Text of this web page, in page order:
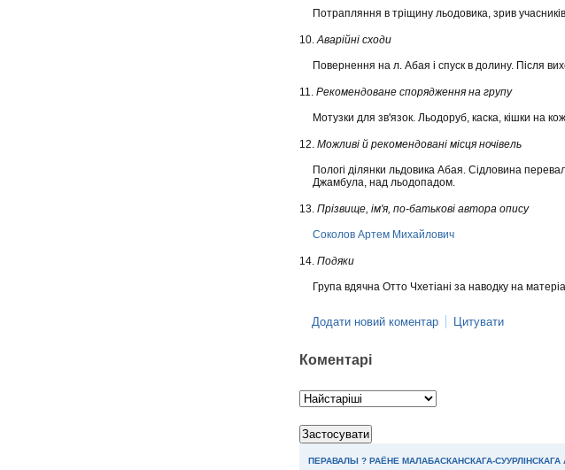
Потрапляння в тріщину льодовика, зрив
10. Аварійні сходи
Повернення на л. Абая і спуск в долину. Після
11. Рекомендоване спорядження на групу
Мотузки для зв'язок. Льодоруб, каска, кішки на
12. Можливі й рекомендовані місця ночівель
Пологі ділянки льдовика Абая. Сідловина
Джамбула, над льодопадом.
13. Прізвище, ім'я, по-батькові автора опису
Соколов Артем Михайлович
14. Подяки
Група вдячна Отто Чхетіані за наводку на
Додати новий коментар Цитувати
Коментарі
ПЕРАВАЛЫ ? РАЁНЕ МАЛАБАСКАНСКАГА-СУУРЛІНСКАГА